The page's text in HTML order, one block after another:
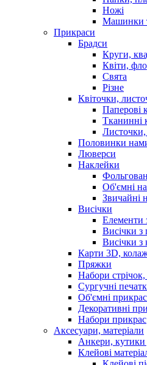
Ножі
Машинки
Прикраси
Брадси
Круги,
Квіти,
Свята
Різне
Квіточки,
Паперові
Тканинні
Половинки
Люверси
Наклейки
Об'ємні
Звичайні
Висічки
Елементи
Висічки з
Висічки з
Карти 3D,
Пряжки
Набори стрічок,
Сургучні
Об'ємні
Декоративні
Набори прикрас
Аксесуари, матеріали
Анкери,
Клейові